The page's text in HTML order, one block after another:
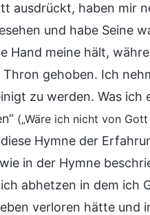
ausdrückt, haben mir
und habe Seine
Hand meine hält,
gehoben. Ich
zu werden. Was
(„Wäre ich nicht von
Hymne der
in der Hymne
abhetzen in dem ich
verloren hätte und